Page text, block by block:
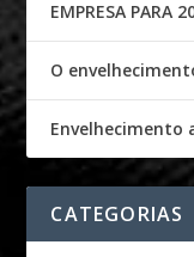
EMPRESA PARA
O
Envelhecimento
CATEGORIAS